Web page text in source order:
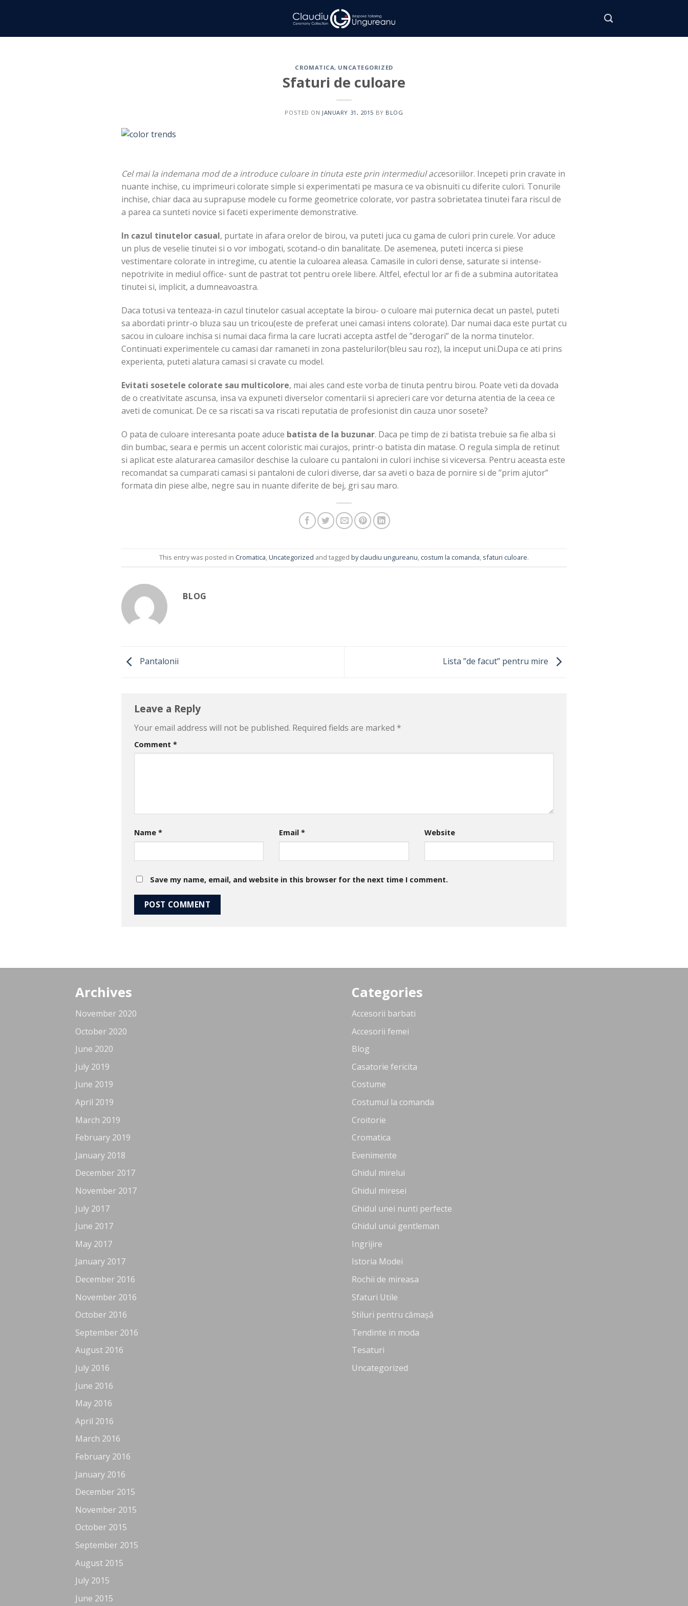
CROMATICA, UNCATEGORIZED
Sfaturi de culoare
POSTED ON JANUARY 31, 2015 BY BLOG
Cel mai la indemana mod de a introduce culoare in tinuta este prin intermediul accesoriilor. Incepeti prin cravate in
nuante inchise, cu imprimeuri colorate simple si experimentati pe masura ce va obisnuiti cu diferite culori. Tonurile
inchise, chiar daca au suprapuse modele cu forme geometrice colorate, vor pastra sobrietatea tinutei fara riscul de
a parea ca sunteti novice si faceti experimente demonstrative.
In cazul tinutelor casual, purtate in afara orelor de birou, va puteti juca cu gama de culori prin curele. Vor aduce
un plus de veselie tinutei si o vor imbogati, scotand-o din banalitate. De asemenea, puteti incerca si piese
vestimentare colorate in intregime, cu atentie la culoarea aleasa. Camasile in culori dense, saturate si intense-
nepotrivite in mediul office- sunt de pastrat tot pentru orele libere. Altfel, efectul lor ar fi de a submina autoritatea
tinutei si, implicit, a dumneavoastra.
Daca totusi va tenteaza-in cazul tinutelor casual acceptate la birou- o culoare mai puternica decat un pastel, puteti
sa abordati printr-o bluza sau un tricou(este de preferat unei camasi intens colorate). Dar numai daca este purtat cu
sacou in culoare inchisa si numai daca firma la care lucrati accepta astfel de ”derogari” de la norma tinutelor.
Continuati experimentele cu camasi dar ramaneti in zona pastelurilor(bleu sau roz), la inceput uni.Dupa ce ati prins
experienta, puteti alatura camasi si cravate cu model.
Evitati sosetele colorate sau multicolore, mai ales cand este vorba de tinuta pentru birou. Poate veti da dovada
de o creativitate ascunsa, insa va expuneti diverselor comentarii si aprecieri care vor deturna atentia de la ceea ce
aveti de comunicat. De ce sa riscati sa va riscati reputatia de profesionist din cauza unor sosete?
O pata de culoare interesanta poate aduce batista de la buzunar. Daca pe timp de zi batista trebuie sa fie alba si
din bumbac, seara e permis un accent coloristic mai curajos, printr-o batista din matase. O regula simpla de retinut
si aplicat este alaturarea camasilor deschise la culoare cu pantaloni in culori inchise si viceversa. Pentru aceasta este
recomandat sa cumparati camasi si pantaloni de culori diverse, dar sa aveti o baza de pornire si de ”prim ajutor”
formata din piese albe, negre sau in nuante diferite de bej, gri sau maro.
This entry was posted in Cromatica,Uncategorized and tagged by claudiu ungureanu, costum la comanda, sfaturi culoare.
BLOG
Pantalonii Lista ”de facut” pentru mire
Leave a Reply
Your email address will not be published. Required fields are marked *
Comment *
Name * Email* Website
Save my name, email, and website in this browser for the next time I comment.
Archives
November 2020
October 2020
June 2020
July 2019
June 2019
April 2019
March 2019
February 2019
January 2018
December 2017
November 2017
July 2017
June 2017
May 2017
January 2017
December 2016
November 2016
October 2016
September 2016
August 2016
July 2016
June 2016
May 2016
April 2016
March 2016
February 2016
January 2016
December 2015
November 2015
October 2015
September 2015
August 2015
July 2015
June 2015
Categories
Accesorii barbati
Accesorii femei
Blog
Casatorie fericita
Costume
Costumul la comanda
Croitorie
Cromatica
Evenimente
Ghidul mirelui
Ghidul miresei
Ghidul unei nunti perfecte
Ghidul unui gentleman
Ingrijire
Istoria Modei
Rochii de mireasa
Sfaturi Utile
Stiluri pentru cămașă
Tendinte in moda
Tesaturi
Uncategorized